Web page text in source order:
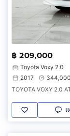
฿ 209,000
Toyota Voxy 2.0
2017
TOYOTA VOXY 2.0